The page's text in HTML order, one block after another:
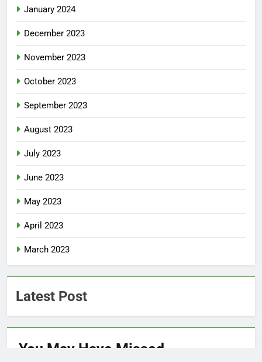
January 2024
December 2023
November 2023
October 2023
September 2023
August 2023
July 2023
June 2023
May 2023
April 2023
March 2023
Latest Post
You May Have Missed